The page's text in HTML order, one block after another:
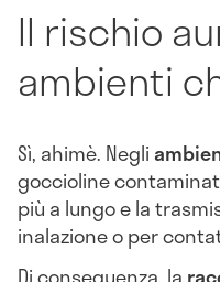
Il rischio
ambienti
Sì, ahimè. Negli
goccioline
più a lungo e la
inalazione o per